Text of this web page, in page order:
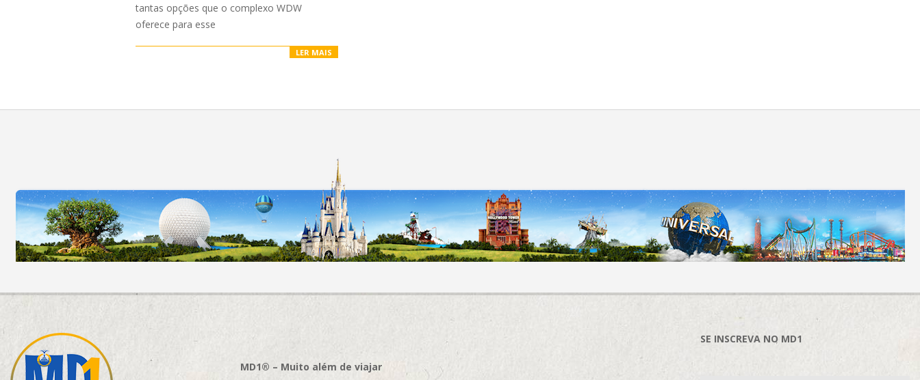
tantas opções que o complexo WDW
oferece para esse
LER MAIS
MD1® – Muito além de viajar
SE INSCREVA NO MD1